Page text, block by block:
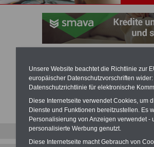
(VKA) -
Unsere Website beachtet die Richtlinie zur
europäischer Datenschutzvorschriften
Datenschutzrichtlinie für elektronische
Diese Internetseite verwendet Cookies, um
Dienste und Funktionen bereitzustellen. Es
Personalisierung von Anzeigen verwendet
personalisierte Werbung genutzt.
Diese Internetseite macht Gebrauch von